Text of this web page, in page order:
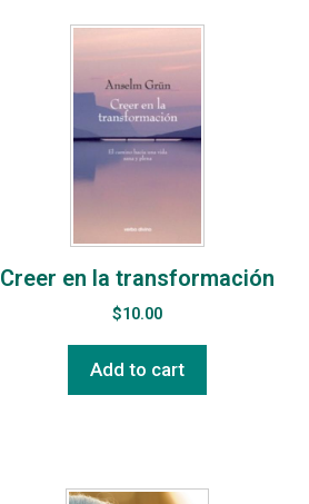
Creer en la transformación
$10.00
Add to cart